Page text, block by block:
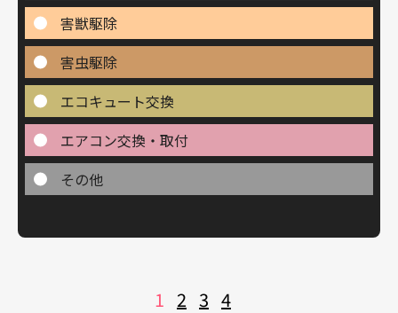
害獣駆除
害虫駆除
エコキュート交換
エアコン交換・取付
その他
1 2 3 4